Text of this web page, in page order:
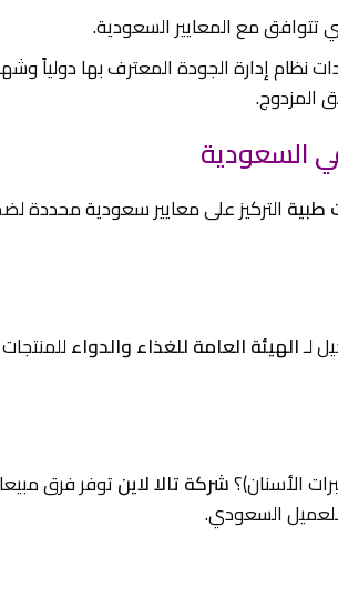
تتوافق مع المعايير السعودية.
نظام إدارة الجودة المعترف بها دولياً
المزدوج.
السعودية
طبية التركيز على معايير سعودية محددة
لـالهيئة العامة للغذاء والدواء
الأسنان)؟شركة تالا لاينتوفر فرق
السعودي.